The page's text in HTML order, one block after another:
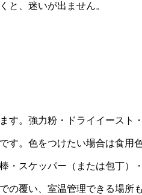
と、迷いが出ません。
す。強力粉・ドライイースト
す。色をつけたい場合は食用
・スケッパー（または包丁）
の覆い、室温管理できる場所